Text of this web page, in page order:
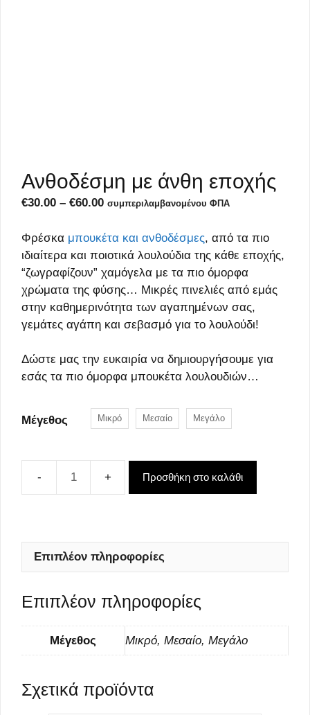
Ανθοδέσμη με άνθη εποχής
€30.00 – €60.00Price
€30.00
through
€60.00
συμπεριλαμβανομένου ΦΠΑ
Φρέσκα μπουκέτα και ανθοδέσμες, από τα πιο
ιδιαίτερα και ποιοτικά λουλούδια της κάθε εποχής,
“ζωγραφίζουν” χαμόγελα με τα πιο όμορφα
χρώματα της φύσης… Μικρές πινελιές από εμάς
στην καθημερινότητα των αγαπημένων σας,
γεμάτες αγάπη και σεβασμό για το λουλούδι!
Δώστε μας την ευκαιρία να δημιουργήσουμε για
εσάς τα πιο όμορφα μπουκέτα λουλουδιών…
Μέγεθος Μικρό Μεσαίο Μεγάλο
Ανθοδέσμη
ποσότητα
Προσθήκη στο καλάθι
Επιπλέον πληροφορίες
Επιπλέον πληροφορίες
Μέγεθος Μικρό, Μεσαίο, Μεγάλο
Σχετικά προϊόντα